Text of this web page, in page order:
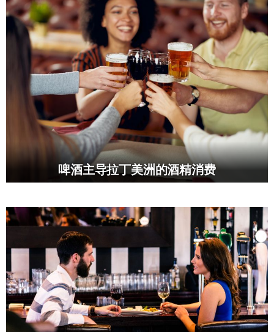
啤酒主导拉丁美洲的酒精消费